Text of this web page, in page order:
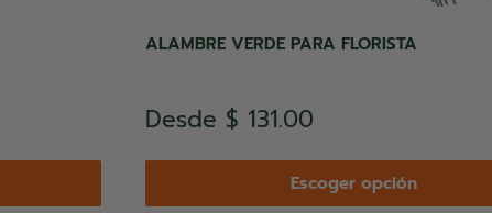
ALAMBRE VERDE PARA FLORISTA
Precio
venta
Desde $ 131.00
Escoger opción